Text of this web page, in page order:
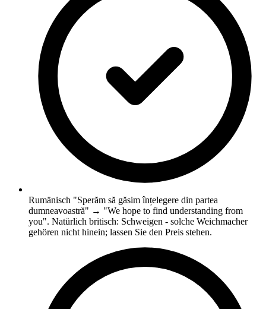
Rumänisch "Sperăm să găsim înțelegere din partea
dumneavoastră" → "We hope to find understanding from
you". Natürlich britisch: Schweigen - solche Weichmacher
gehören nicht hinein; lassen Sie den Preis stehen.